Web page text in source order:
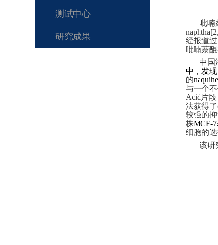
测试中心
研究成果
吡喃
经报道
吡喃萘
中国
中，发
的
与一个
Acid 片
法获得了
较强的
株MCF-7
细胞的
该研